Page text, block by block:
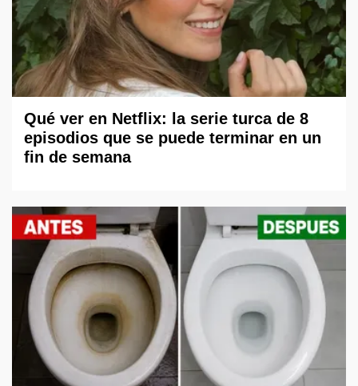
Qué ver en Netflix: la serie turca de 8
episodios que se puede terminar en un
fin de semana